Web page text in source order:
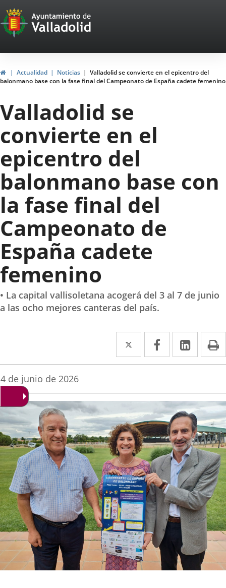
Portal
Web
del
Ayuntamiento
de
Valladolid
InicioActualidad Noticias
Valladolid se convierte en el epicentro del
balonmano base con la fase final del Campeonato de España cadete femenino
Valladolid se
convierte en el
epicentro del
balonmano base con
la fase final del
Campeonato de
España cadete
femenino
• La capital vallisoletana acogerá del 3 al 7 de junio
a las ocho mejores canteras del país.
Twitter
Enlace
a
aplicación
externa.
Facebook
Enlace
a
aplicación
externa.
Enlace
a
Fecha
de
noticia
4 de junio de 2026